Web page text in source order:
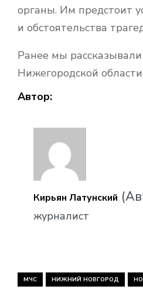
органы. Им предстоит
и обстоятельства
Ранее мы
Нижегородской области
Автор:
Кирьян Латунский
журналист
МЧС НИЖНИЙ НОВГОРОД